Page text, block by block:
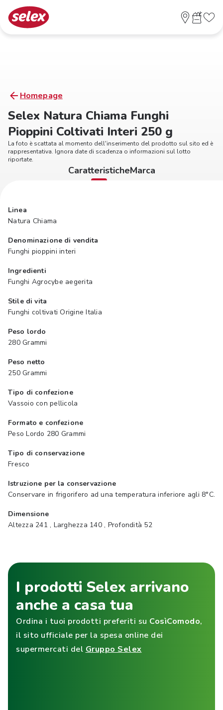
Homepage
Selex Natura Chiama Funghi
Pioppini Coltivati Interi 250 g
La foto è scattata al momento dell'inserimento del prodotto sul sito ed è
rappresentativa. Ignora date di scadenza o informazioni sul lotto
riportate.
CaratteristicheMarca
Linea
Natura Chiama
Denominazione di vendita
Funghi pioppini interi
Ingredienti
Funghi Agrocybe aegerita
Stile di vita
Funghi coltivati Origine Italia
Peso lordo
280 Grammi
Peso netto
250 Grammi
Tipo di confezione
Vassoio con pellicola
Formato e confezione
Peso Lordo 280 Grammi
Tipo di conservazione
Fresco
Istruzione per la conservazione
Conservare in frigorifero ad una temperatura inferiore agli 8°C.
Dimensione
Altezza 241 , Larghezza 140 , Profondità 52
I prodotti Selex arrivano
anche a casa tua
Ordina i tuoi prodotti preferiti su CosìComodo,
il sito ufficiale per la spesa online dei
supermercati del Gruppo Selex